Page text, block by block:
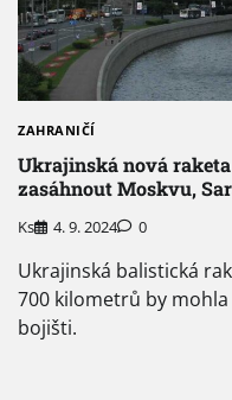
ZAHRANIČÍ
Ukrajinská nová
zasáhnout Moskvu,
Ks 4. 9. 2024 0
Ukrajinská balistická
700 kilometrů by
bojišti.